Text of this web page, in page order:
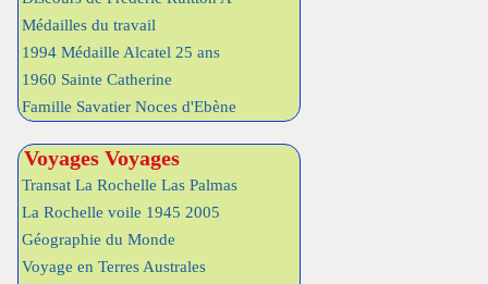
Médailles du travail
1994 Médaille Alcatel 25 ans
1960 Sainte Catherine
Famille Savatier Noces d'Ebène
Voyages Voyages
Transat La Rochelle Las Palmas
La Rochelle voile 1945 2005
Géographie du Monde
Voyage en Terres Australes